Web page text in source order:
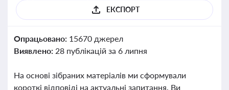
ЕКСПОРТ
Опрацьовано: 15670 джерел
Виявлено: 28 публікацій за 6 липня
На основі зібраних матеріалів ми сформували
короткі відповіді на актуальні запитання. Ви